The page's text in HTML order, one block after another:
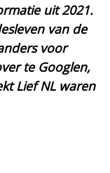
uit 2021.
van de
voor
te Googlen,
Lief NL waren